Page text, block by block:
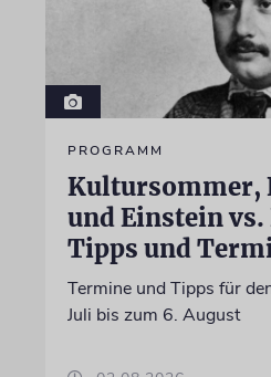
PROGRAMM
Kultursommer,
und Einstein
Tipps und
Termine und Tipps für
Juli bis zum 6. August